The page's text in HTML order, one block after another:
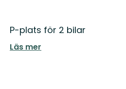
Beskrivning
P-plats för 2 bilar
Läs mer